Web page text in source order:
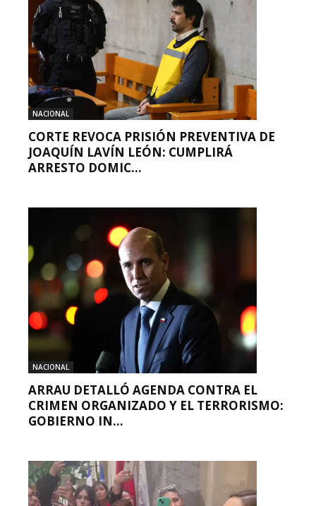
NACIONAL
CORTE REVOCA PRISIÓN PREVENTIVA DE
JOAQUÍN LAVÍN LEÓN: CUMPLIRÁ
ARRESTO DOMIC...
NACIONAL
ARRAU DETALLÓ AGENDA CONTRA EL
CRIMEN ORGANIZADO Y EL TERRORISMO:
GOBIERNO IN...